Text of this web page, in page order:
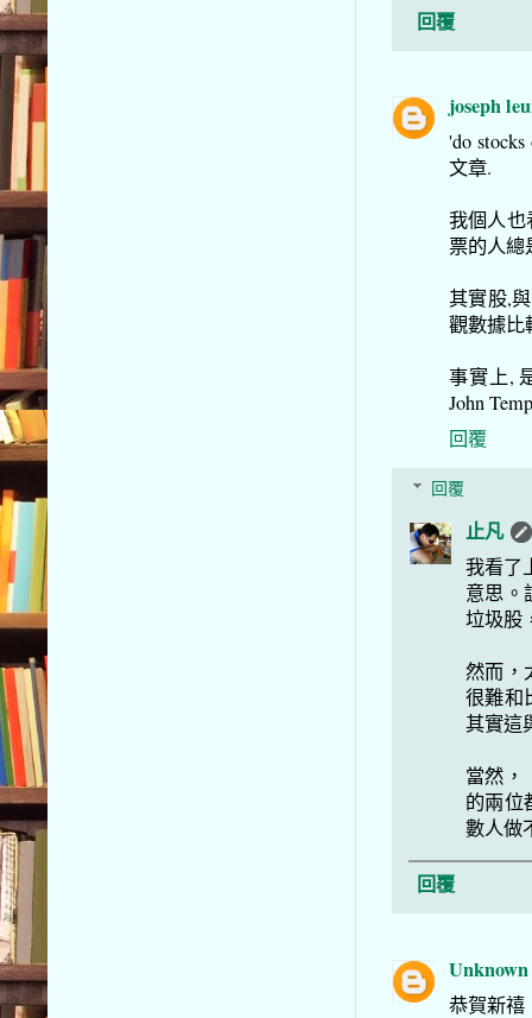
回覆
joseph
'do
文章.
我個人也
票的人總
其實股,
觀數據比
事實上,
John
回覆
回覆
止凡
我看了
意思。
垃圾股
然而，
很難和
其實這
當然，
的兩位
數人做
回覆
Unknown
恭賀新禧